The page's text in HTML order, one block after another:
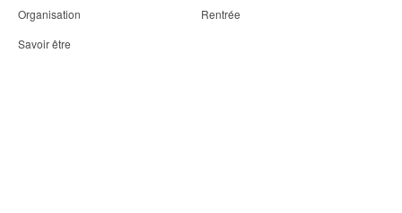
Organisation
Rentrée
Savoir être